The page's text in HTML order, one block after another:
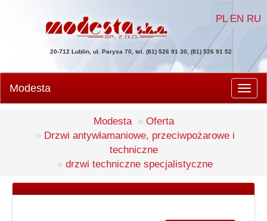
PL EN RU
20-712 Lublin, ul. Parysa 70, tel. (81) 526 91 30, (81) 526 91 52
Modesta
Modesta
Oferta
Drzwi antywłamaniowe, przeciwpożarowe i
techniczne
drzwi techniczne specjalistyczne